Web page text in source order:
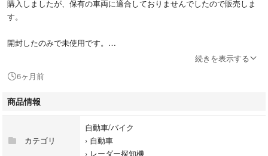
購入しましたが、保有の車両に適合しておりませんでしたので販売しま
す。
開封したのみで未使用です。
#ユピテル
#OBD-HVTM
#自動車/バイク
#レーダー探知機
続きを表示する
6ヶ月前
商品情報
カテゴリ
自動車/バイク
› 自動車
› レーダー探知機